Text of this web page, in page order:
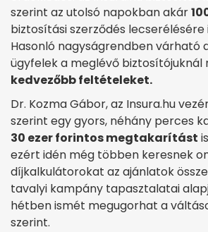
szerint az utolsó napokban akár
biztosítási szerződés lecserélésére
Hasonló nagyságrendben várható
ügyfelek a meglévő biztosítójuknál
kedvezőbb feltételeket.
Dr. Kozma Gábor, az Insura.hu
szerint egy gyors, néhány perces
30 ezer forintos megtakarítást
ezért idén még többen keresnek
díjkalkulátorokat az ajánlatok
tavalyi kampány tapasztalatai
hétben ismét megugorhat a
szerint.